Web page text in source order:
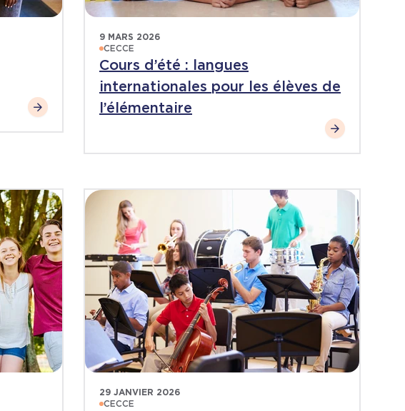
9 MARS 2026
CECCE
Cours d’été : langues
internationales pour les élèves de
l’élémentaire
29 JANVIER 2026
CECCE